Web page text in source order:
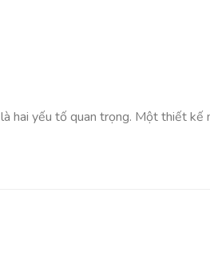
hai yếu tố quan trọng. Một thiết kế